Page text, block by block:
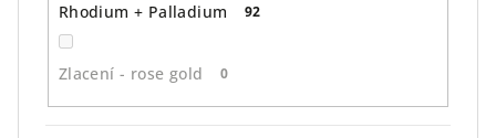
Rhodium + Palladium 92
Zlacení - rose gold 0